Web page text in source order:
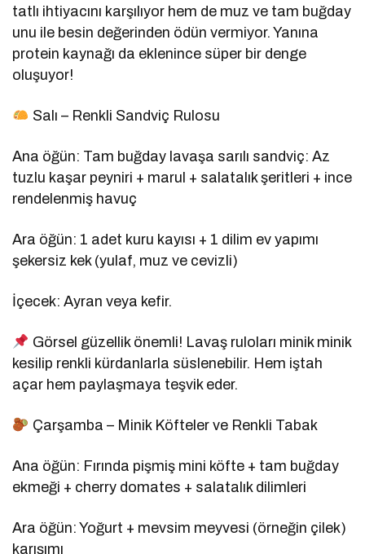
tatlı ihtiyacını karşılıyor hem de muz ve tam buğday
unu ile besin değerinden ödün vermiyor. Yanına
protein kaynağı da eklenince süper bir denge
oluşuyor!
Salı – Renkli Sandviç Rulosu
Ana öğün: Tam buğday lavaşa sarılı sandviç: Az
tuzlu kaşar peyniri + marul + salatalık şeritleri + ince
rendelenmiş havuç
Ara öğün: 1 adet kuru kayısı + 1 dilim ev yapımı
şekersiz kek (yulaf, muz ve cevizli)
İçecek: Ayran veya kefir.
Görsel güzellik önemli! Lavaş ruloları minik minik
kesilip renkli kürdanlarla süslenebilir. Hem iştah
açar hem paylaşmaya teşvik eder.
Çarşamba – Minik Köfteler ve Renkli Tabak
Ana öğün: Fırında pişmiş mini köfte + tam buğday
ekmeği + cherry domates + salatalık dilimleri
Ara öğün: Yoğurt + mevsim meyvesi (örneğin çilek)
karışımı